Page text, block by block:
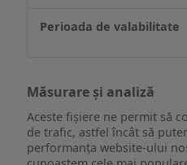
Măsurare și analiză
Aceste fișiere ne permit să
de trafic, astfel încât să
performanța website-ului